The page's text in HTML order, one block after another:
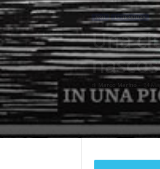
ARTI LETTERATURA
Una
Marco Marino - 24